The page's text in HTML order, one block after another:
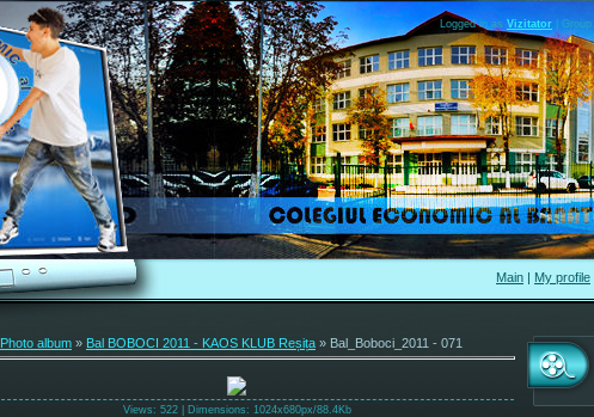
Logged in as Vizitator Group
Main | My profile
Photo album » Bal BOBOCI 2011 - KAOS KLUB Reșița » Bal_Boboci_2011 - 071
Views: 522 | Dimensions: 1024x680px/88.4Kb